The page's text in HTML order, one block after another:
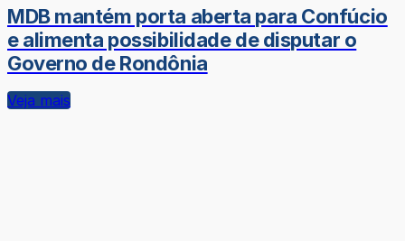
MDB mantém porta aberta para Confúcio
e alimenta possibilidade de disputar o
Governo de Rondônia
Veja mais